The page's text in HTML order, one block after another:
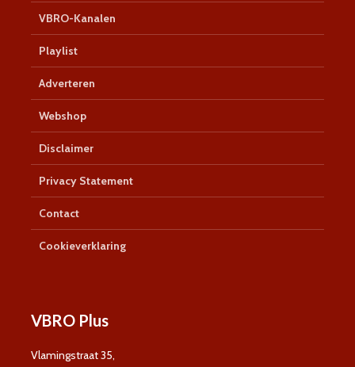
VBRO-Kanalen
Playlist
Adverteren
Webshop
Disclaimer
Privacy Statement
Contact
Cookieverklaring
VBRO Plus
Vlamingstraat 35,